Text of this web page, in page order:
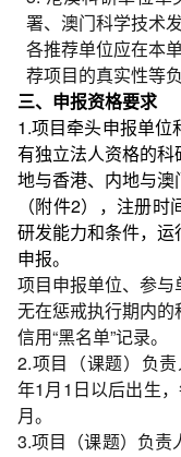
署、澳门科学技术
各推荐单位应在本
荐项目的真实性等负
三、申报资格要求
1.项目牵头申报单
有独立法人资格的
地与香港、内地与
（附件2），注册
研发能力和条件，
申报。
项目申报单位、参与
无在惩戒执行期内
信用“黑名单”记录。
2.项目（课题）负
年1月1日以后出生
月。
3.项目（课题）负责